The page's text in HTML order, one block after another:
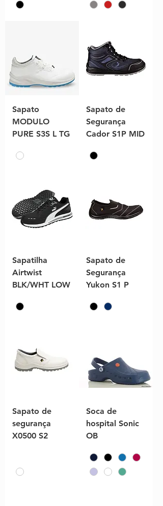
Sapato
MODULO
PURE S3S L TG
Sapato de
Segurança
Cador S1P MID
Sapatilha
Airtwist
BLK/WHT LOW
Sapato de
Segurança
Yukon S1 P
Sapato de
segurança
X0500 S2
Soca de
hospital Sonic
OB